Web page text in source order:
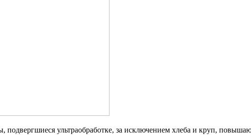
подвергшиеся ультраобработке, за исключением хлеба и круп,